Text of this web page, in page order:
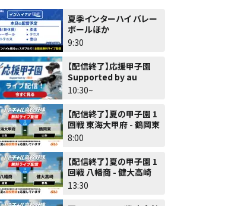
夏季インターハイ バレー
ボールほか
9:30
【配信終了】応援甲子園
Supported by au
10:30~
【配信終了】夏の甲子園 1
回戦 東海大甲府 - 鶴岡東
8:00
【配信終了】夏の甲子園 1
回戦 八幡商 - 健大高崎
13:30